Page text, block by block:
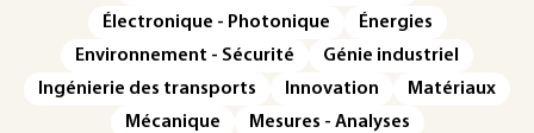
Électronique - Photonique
Énergies
Environnement - Sécurité
Génie industriel
Ingénierie des transports
Innovation
Matériaux
Mécanique
Mesures - Analyses